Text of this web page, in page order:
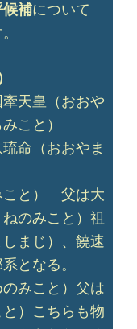
候補について
牽天皇（おおや
こと）
命（おおやま
こと） 父は大
のみこと）祖
まじ）、饒速
となる。
みこと）父は
）こちらも物